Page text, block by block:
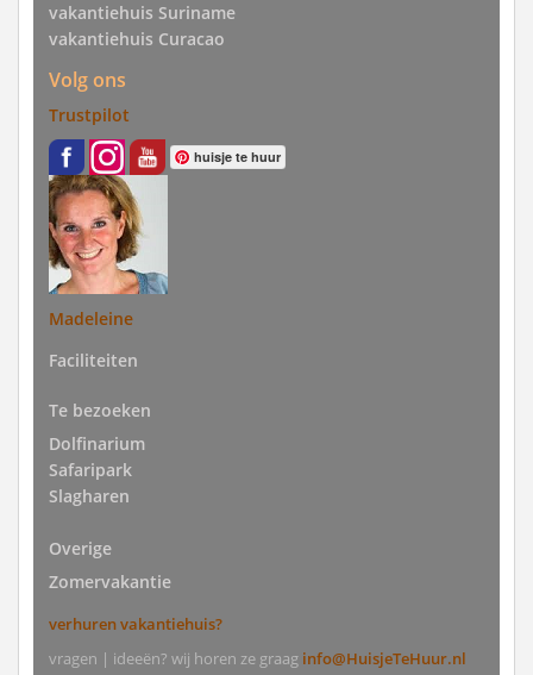
vakantiehuis Suriname
vakantiehuis Curacao
Volg ons
Trustpilot
huisje te huur
Madeleine
Faciliteiten
Te bezoeken
Dolfinarium
Safaripark
Slagharen
Overige
Zomervakantie
verhuren vakantiehuis?
vragen | ideeën? wij horen ze graag info@HuisjeTeHuur.nl